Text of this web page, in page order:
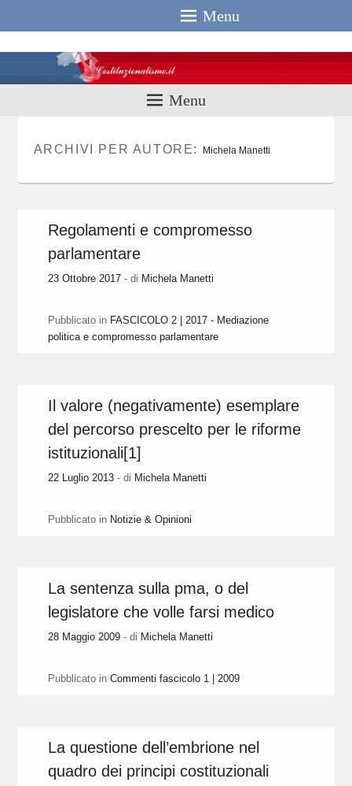
Menu
Menu
ARCHIVI PER AUTORE: Michela Manetti
Regolamenti e compromesso
parlamentare
23 Ottobre 2017 - di Michela Manetti
Pubblicato in FASCICOLO 2 | 2017 - Mediazione
politica e compromesso parlamentare
Il valore (negativamente) esemplare
del percorso prescelto per le riforme
istituzionali[1]
22 Luglio 2013 - di Michela Manetti
Pubblicato in Notizie & Opinioni
La sentenza sulla pma, o del
legislatore che volle farsi medico
28 Maggio 2009 - di Michela Manetti
Pubblicato in Commenti fascicolo 1 | 2009
La questione dell’embrione nel
quadro dei principi costituzionali